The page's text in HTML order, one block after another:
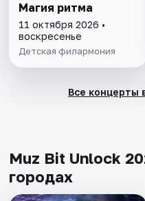
Магия ритма
11 октября 2026 •
воскресенье
Детская филармония
Все концерты
Muz Bit Unlock
городах